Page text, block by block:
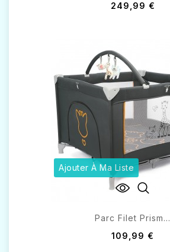
249,99 €
Ajouter À Ma Liste
Parc Filet Prism...
109,99 €